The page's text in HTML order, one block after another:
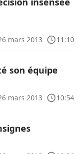
mars 2013
11:10
son équipe
mars 2013
10:54